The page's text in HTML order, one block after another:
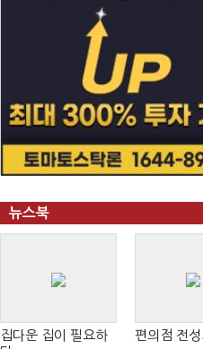
뉴스북
집다운 집이 필요하
편의점 전성